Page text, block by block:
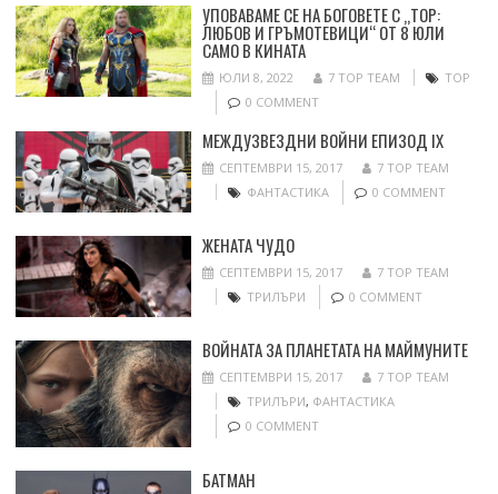
УПОВАВАМЕ СЕ НА БОГОВЕТЕ С „ТОР:
ЛЮБОВ И ГРЪМОТЕВИЦИ“ ОТ 8 ЮЛИ
САМО В КИНАТА
ЮЛИ 8, 2022 7 TOP TEAM
ТОР
0 COMMENT
МЕЖДУЗВЕЗДНИ ВОЙНИ ЕПИЗОД IX
СЕПТЕМВРИ 15, 2017
7 TOP TEAM
ФАНТАСТИКА
0 COMMENT
ЖЕНАТА ЧУДО
СЕПТЕМВРИ 15, 2017
7 TOP TEAM
ТРИЛЪРИ
0 COMMENT
ВОЙНАТА ЗА ПЛАНЕТАТА НА МАЙМУНИТЕ
СЕПТЕМВРИ 15, 2017
7 TOP TEAM
ТРИЛЪРИ, ФАНТАСТИКА
0 COMMENT
БАТМАН